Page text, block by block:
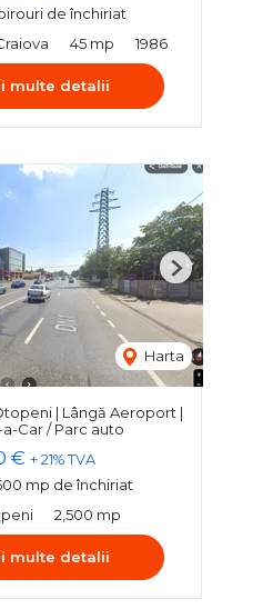
de închiriat
45 mp 1986
multe detalii
Harta
Next
| Lângă Aeroport |
Car / Parc auto
€ + 21% TVA
mp de închiriat
2,500 mp
multe detalii